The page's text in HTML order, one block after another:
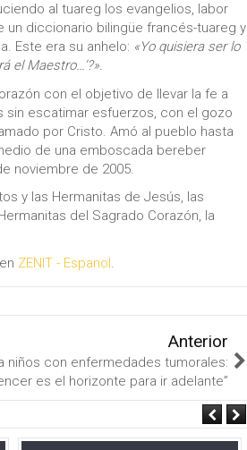
al tuareg los evangelios, labor
un diccionario bilingüe francés-tuareg y
Este era su anhelo: «Yo quisiera ser lo
el Maestro…’?».
con el objetivo de llevar la fe a
sin escatimar esfuerzos, con el gozo
por Cristo. Amó al pueblo hasta
de una emboscada bereber
noviembre de 2005.
y las Hermanitas de Jesús, las
del Sagrado Corazón, la
ZENIT - Espanol
Anterior
niños con enfermedades tumorales:
es el horizonte para ir adelante”